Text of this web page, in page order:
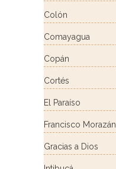
Colón
Comayagua
Copán
Cortés
El Paraíso
Francisco Morazán
Gracias a Dios